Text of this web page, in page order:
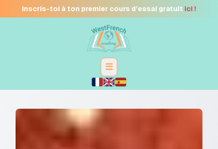
Inscris-toi à ton premier cours d’essai gratuit ici !
☰